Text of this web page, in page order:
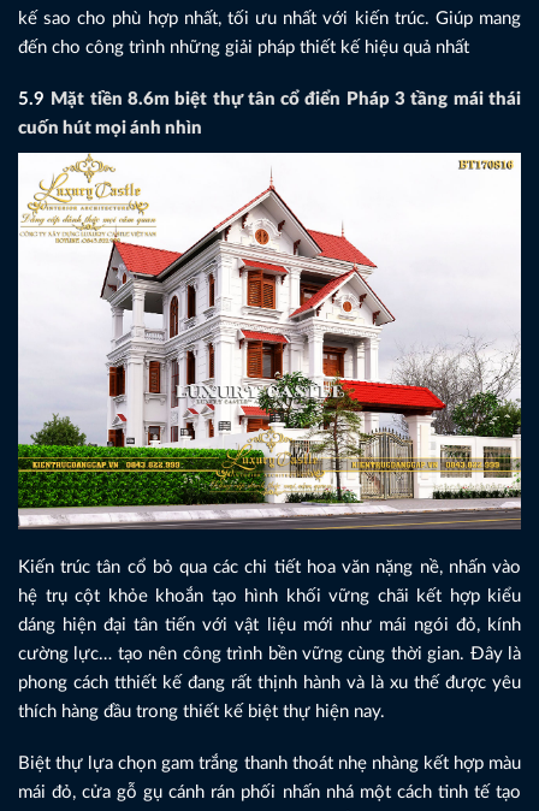
kế sao cho phù hợp nhất, tối ưu nhất với kiến trúc. Giúp mang
đến cho công trình những giải pháp thiết kế hiệu quả nhất
5.9 Mặt tiền 8.6m biệt thự tân cổ điển Pháp 3 tầng mái thái
cuốn hút mọi ánh nhìn
Kiến trúc tân cổ bỏ qua các chi tiết hoa văn nặng nề, nhấn vào
hệ trụ cột khỏe khoắn tạo hình khối vững chãi kết hợp kiểu
dáng hiện đại tân tiến với vật liệu mới như mái ngói đỏ, kính
cường lực… tạo nên công trình bền vững cùng thời gian. Đây là
phong cách tthiết kế đang rất thịnh hành và là xu thế được yêu
thích hàng đầu trong thiết kế biệt thự hiện nay.
Biệt thự lựa chọn gam trắng thanh thoát nhẹ nhàng kết hợp màu
mái đỏ, cửa gỗ gụ cánh rán phối nhấn nhá một cách tinh tế tạo